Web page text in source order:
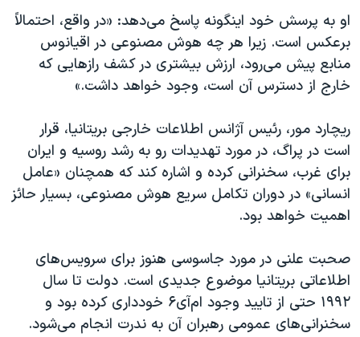
سفر پرزیدنت ترامپ به چین
او به پرسش خود اینگونه پاسخ می‌دهد: «در واقع، احتمالاً
برعکس است. زیرا هر چه هوش مصنوعی در اقیانوس
منابع پیش می‌رود، ارزش بیشتری در کشف رازهایی که
خارج از دسترس آن است، وجود خواهد داشت.»
ریچارد مور، رئیس آژانس اطلاعات خارجی بریتانیا، قرار
است در پراگ، در مورد تهدیدات رو به رشد روسیه و ایران
برای غرب، سخنرانی کرده و اشاره کند که همچنان «عامل
انسانی» در دوران تکامل سریع هوش مصنوعی، بسیار حائز
اهمیت خواهد بود.
صحبت علنی در مورد جاسوسی هنوز برای سرویس‌های
اطلاعاتی بریتانیا موضوع جدیدی است. دولت تا سال
۱۹۹۲ حتی از تایید وجود ام‌آی۶ خودداری کرده بود و
سخنرانی‌های عمومی رهبران آن به ندرت انجام می‌شود.